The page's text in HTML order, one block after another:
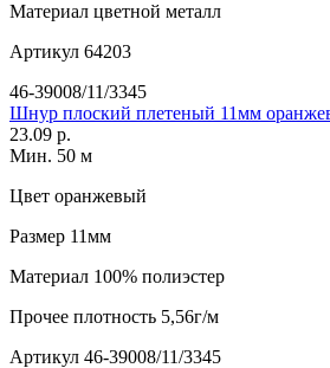
Материал цветной металл
Артикул 64203
46-39008/11/3345
Шнур плоский плетеный 11мм
23.09 р.
Мин. 50 м
Цвет оранжевый
Размер 11мм
Материал 100% полиэстер
Прочее плотность 5,56г/м
Артикул 46-39008/11/3345